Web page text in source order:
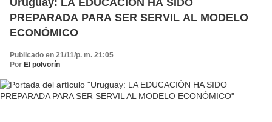
Uruguay: LA EDUCACIÓN HA SIDO
PREPARADA PARA SER SERVIL AL MODELO
ECONÓMICO
Publicado en 21/11/p. m. 21:05
Por El polvorín